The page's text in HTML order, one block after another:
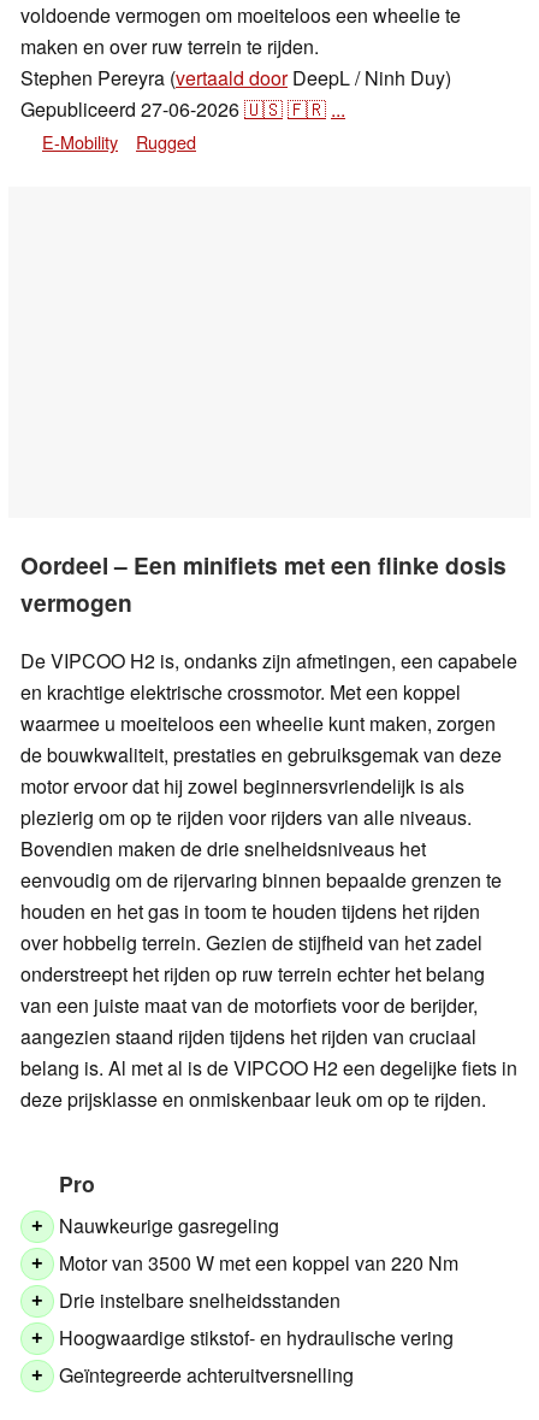
voldoende vermogen om moeiteloos een wheelie te
maken en over ruw terrein te rijden.
Stephen Pereyra (vertaald doorDeepL / Ninh Duy)
Gepubliceerd 27-06-2026🇺🇸🇫🇷 ...
E-Mobility Rugged
Oordeel – Een minifiets met een flinke dosis
vermogen
De VIPCOO H2 is, ondanks zijn afmetingen, een capabele
en krachtige elektrische crossmotor. Met een koppel
waarmee u moeiteloos een wheelie kunt maken, zorgen
de bouwkwaliteit, prestaties en gebruiksgemak van deze
motor ervoor dat hij zowel beginnersvriendelijk is als
plezierig om op te rijden voor rijders van alle niveaus.
Bovendien maken de drie snelheidsniveaus het
eenvoudig om de rijervaring binnen bepaalde grenzen te
houden en het gas in toom te houden tijdens het rijden
over hobbelig terrein. Gezien de stijfheid van het zadel
onderstreept het rijden op ruw terrein echter het belang
van een juiste maat van de motorfiets voor de berijder,
aangezien staand rijden tijdens het rijden van cruciaal
belang is. Al met al is de VIPCOO H2 een degelijke fiets in
deze prijsklasse en onmiskenbaar leuk om op te rijden.
Pro
+ Nauwkeurige gasregeling
+ Motor van 3500 W met een koppel van 220 Nm
+ Drie instelbare snelheidsstanden
+ Hoogwaardige stikstof- en hydraulische vering
+ Geïntegreerde achteruitversnelling